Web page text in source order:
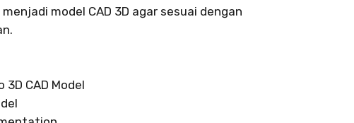
model CAD 3D agar sesuai dengan
3D CAD Model